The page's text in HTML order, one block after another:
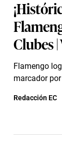
Clubes
Flamengo
marcador
Redacción EC